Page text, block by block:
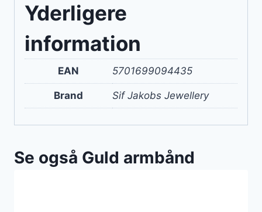
Yderligere
information
EAN 5701699094435
Brand Sif Jakobs Jewellery
Se også Guld armbånd